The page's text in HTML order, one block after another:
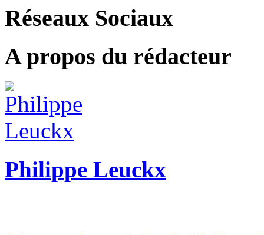
Réseaux Sociaux
A propos du rédacteur
Philippe Leuckx